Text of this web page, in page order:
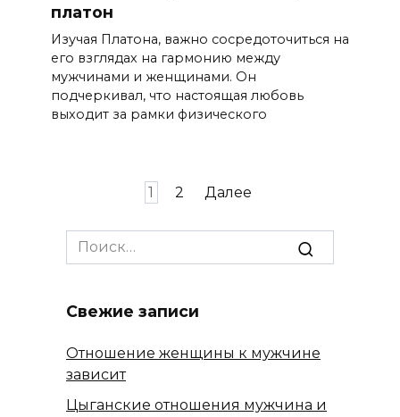
платон
Изучая Платона, важно сосредоточиться на
его взглядах на гармонию между
мужчинами и женщинами. Он
подчеркивал, что настоящая любовь
выходит за рамки физического
1 2 Далее
Search
for:
Свежие записи
Отношение женщины к мужчине
зависит
Цыганские отношения мужчина и